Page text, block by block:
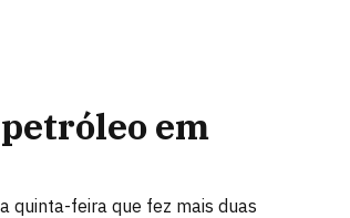
em
quinta-feira que fez mais duas